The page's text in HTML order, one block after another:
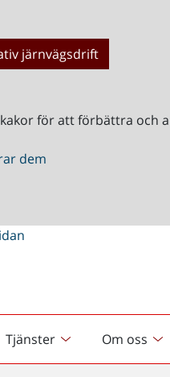
järnvägsdrift
för att förbättra och
dem
Tjänster Om oss